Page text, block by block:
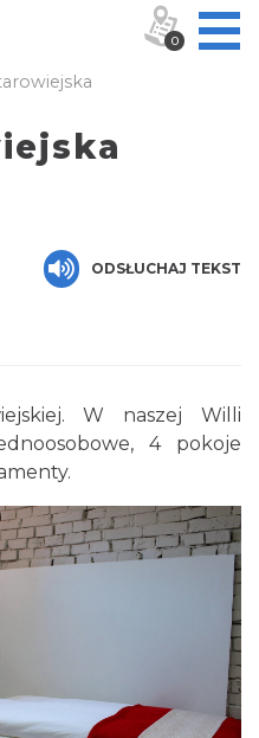
ODSŁUCHAJ TEKST
W naszej Willi
4 pokoje
0